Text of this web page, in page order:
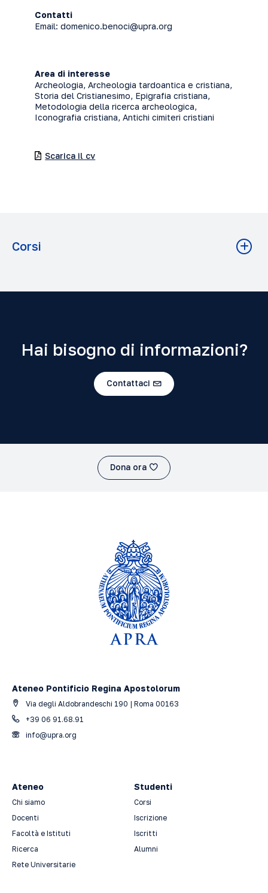
Contatti
Email: domenico.benoci@upra.org
Area di interesse
Archeologia, Archeologia tardoantica e cristiana,
Storia del Cristianesimo, Epigrafia cristiana,
Metodologia della ricerca archeologica,
Iconografia cristiana, Antichi cimiteri cristiani
Scarica il cv
Corsi
Teologia A.A. 2025-2026 Grado: Baccalaureato
Hai bisogno di informazioni?
Contattaci
Dona ora
Ateneo Pontificio Regina Apostolorum
Via degli Aldobrandeschi 190 | Roma 00163
+39 06 91.68.91
info@upra.org
Ateneo
Chi siamo
Docenti
Facoltà e Istituti
Ricerca
Rete Universitarie
Studenti
Corsi
Iscrizione
Iscritti
Alumni